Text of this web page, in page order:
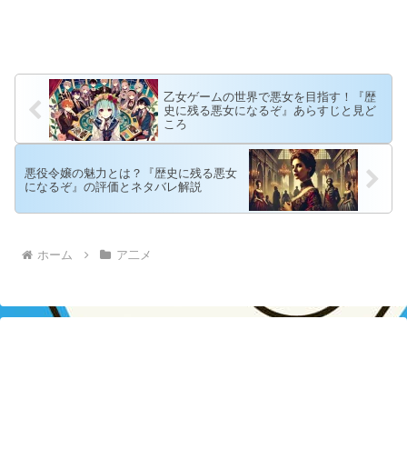
乙女ゲームの世界で悪女を目指す！『歴
史に残る悪女になるぞ』あらすじと見ど
ころ
悪役令嬢の魅力とは？『歴史に残る悪女
になるぞ』の評価とネタバレ解説
ホーム ア二メ